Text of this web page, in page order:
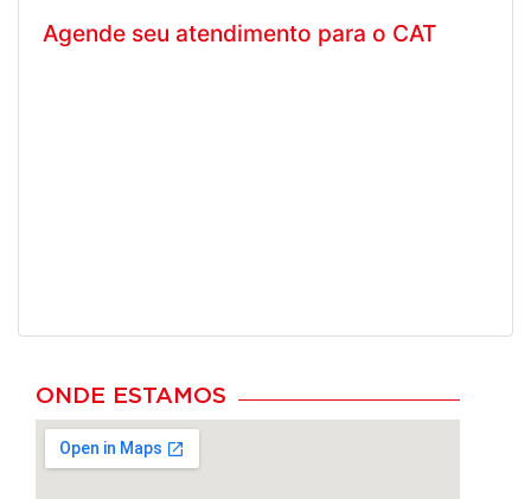
Agende seu atendimento para o CAT
ONDE ESTAMOS